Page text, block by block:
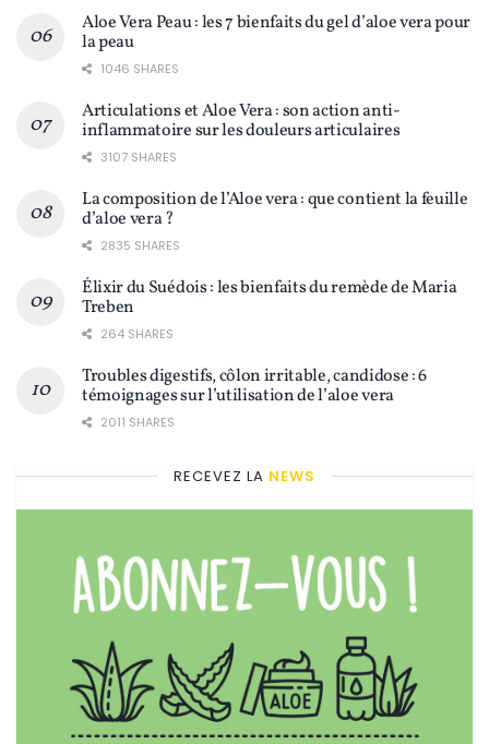
Aloe Vera Peau : les 7 bienfaits du gel d’aloe vera pour
la peau
1046 SHARES
Articulations et Aloe Vera : son action anti-
inflammatoire sur les douleurs articulaires
3107 SHARES
La composition de l’Aloe vera : que contient la feuille
d’aloe vera ?
2835 SHARES
Élixir du Suédois : les bienfaits du remède de Maria
Treben
264 SHARES
Troubles digestifs, côlon irritable, candidose : 6
témoignages sur l’utilisation de l’aloe vera
2011 SHARES
RECEVEZ LA NEWS